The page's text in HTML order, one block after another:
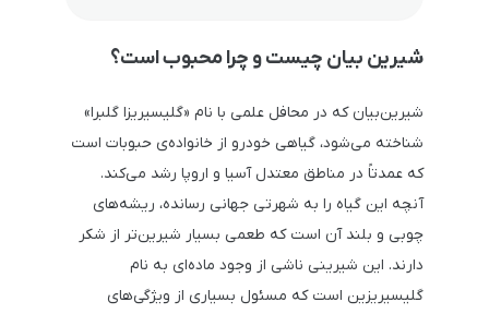
شیرین بیان چیست و چرا محبوب است؟
شیرین‌بیان که در محافل علمی با نام «گلیسیریزا گلبرا»
شناخته می‌شود، گیاهی خودرو از خانواده‌ی حبوبات است
که عمدتاً در مناطق معتدل آسیا و اروپا رشد می‌کند.
آنچه این گیاه را به شهرتی جهانی رسانده، ریشه‌های
چوبی و بلند آن است که طعمی بسیار شیرین‌تر از شکر
دارند. این شیرینی ناشی از وجود ماده‌ای به نام
گلیسیریزین است که مسئول بسیاری از ویژگی‌های